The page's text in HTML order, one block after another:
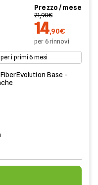
Prezzo / mese
21,90€
14,90€
per 6 rinnovi
i primi 6 mesi
Base -